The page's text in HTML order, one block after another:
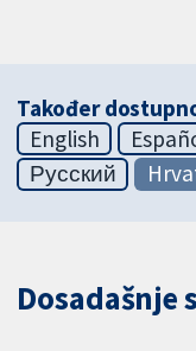
Također
English
Русский
Dosadašnje